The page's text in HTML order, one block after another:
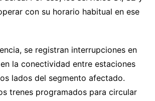
con su horario habitual en ese
se registran interrupciones en
la conectividad entre estaciones
lados del segmento afectado.
trenes programados para circular